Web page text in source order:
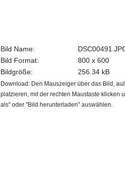
Bild Name:
Bild Format:
800 x 600
Bildgröße:
256.34 kB
Download: Den Mauszeiger über das Bild,
platzieren, mit der rechten Maustaste klicken
als" oder "Bild herunterladen" auswählen.